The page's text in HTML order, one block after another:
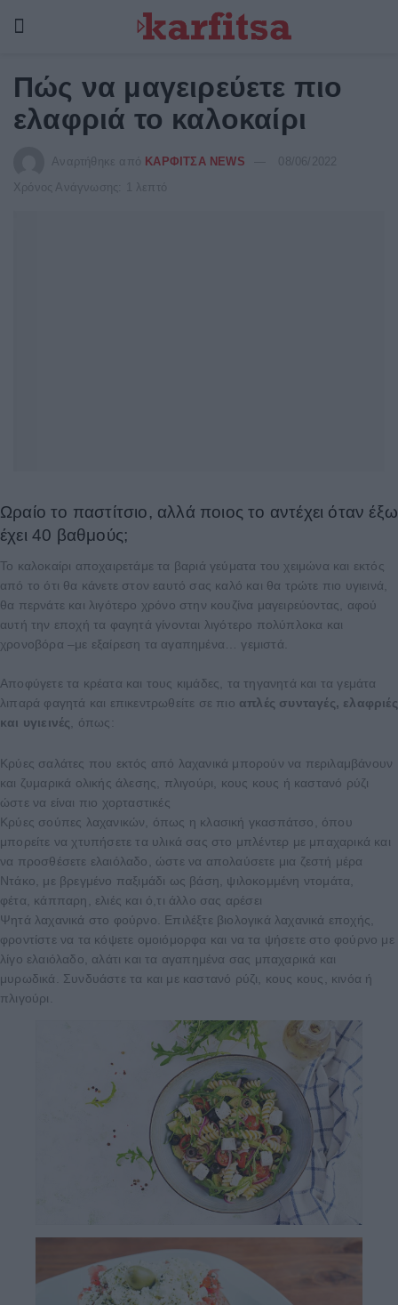
Πώς να μαγειρεύετε πιο
ελαφριά το καλοκαίρι
Αναρτήθηκε από ΚΑΡΦΙΤΣΑ NEWS
08/06/2022
Χρόνος Ανάγνωσης: 1 λεπτό
Ωραίο το παστίτσιο, αλλά ποιος το αντέχει όταν έξω
έχει 40 βαθμούς;
Το καλοκαίρι αποχαιρετάμε τα βαριά γεύματα του χειμώνα και εκτός
από το ότι θα κάνετε στον εαυτό σας καλό και θα τρώτε πιο υγιεινά,
θα περνάτε και λιγότερο χρόνο στην κουζίνα μαγειρεύοντας, αφού
αυτή την εποχή τα φαγητά γίνονται λιγότερο πολύπλοκα και
χρονοβόρα –με εξαίρεση τα αγαπημένα… γεμιστά.
Αποφύγετε τα κρέατα και τους κιμάδες, τα τηγανητά και τα γεμάτα
λιπαρά φαγητά και επικεντρωθείτε σε πιο απλές συνταγές, ελαφριές
και υγιεινές , όπως:
Κρύες σαλάτες που εκτός από λαχανικά μπορούν να περιλαμβάνουν
και ζυμαρικά ολικής άλεσης, πλιγούρι, κους κους ή καστανό ρύζι
ώστε να είναι πιο χορταστικές
Κρύες σούπες λαχανικών, όπως η κλασική γκασπάτσο, όπου
μπορείτε να χτυπήσετε τα υλικά σας στο μπλέντερ με μπαχαρικά και
να προσθέσετε ελαιόλαδο, ώστε να απολαύσετε μια ζεστή μέρα
Ντάκο, με βρεγμένο παξιμάδι ως βάση, ψιλοκομμένη ντομάτα,
φέτα, κάππαρη, ελιές και ό,τι άλλο σας αρέσει
Ψητά λαχανικά στο φούρνο. Επιλέξτε βιολογικά λαχανικά εποχής,
φροντίστε να τα κόψετε ομοιόμορφα και να τα ψήσετε στο φούρνο με
λίγο ελαιόλαδο, αλάτι και τα αγαπημένα σας μπαχαρικά και
μυρωδικά. Συνδυάστε τα και με καστανό ρύζι, κους κους, κινόα ή
πλιγούρι.